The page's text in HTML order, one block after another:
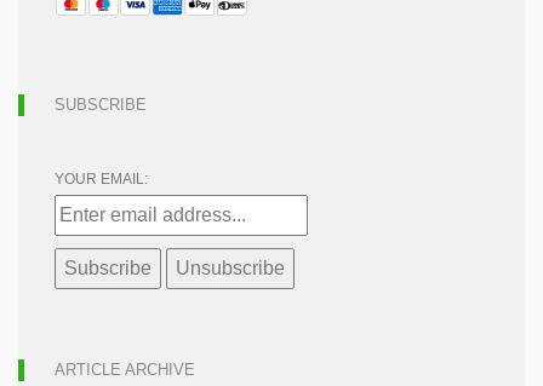
SUBSCRIBE
YOUR EMAIL:
ARTICLE ARCHIVE